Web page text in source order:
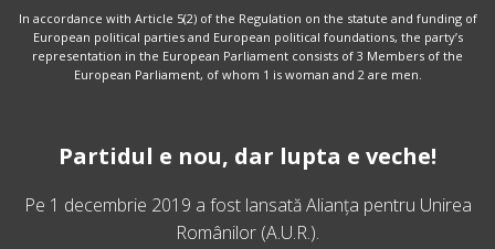
In accordance with Article 5(2) of the Regulation on the statute and funding of
European political parties and European political foundations, the party’s
representation in the European Parliament consists of 3 Members of the
European Parliament, of whom 1 is woman and 2 are men.
Partidul e nou, dar lupta e veche!
Pe 1 decembrie 2019 a fost lansatăAlianța pentru Unirea
Românilor (A.U.R.).